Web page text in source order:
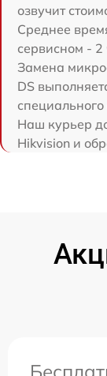
озвучит
Среднее
сервисном - 2
Замена
DS
Наш курьер
Hikvision и